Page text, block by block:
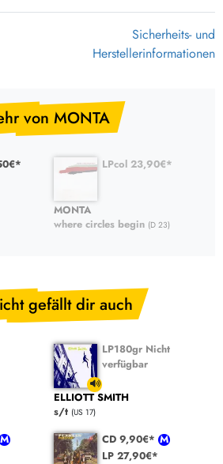
Sicherheits- und
Herstellerinformationen
von MONTA
LPcol 23,90€*
MONTA
where circles begin (D 23)
gefällt dir auch
LP180gr Nicht
verfügbar
ELLIOTT SMITH
s/t (US 17)
CD 9,90€*
LP 27,90€*